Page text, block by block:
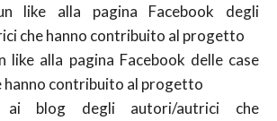
like alla pagina Facebook degli
che hanno contribuito al progetto
like alla pagina Facebook delle case
hanno contribuito al progetto
ai blog degli autori/autrici che